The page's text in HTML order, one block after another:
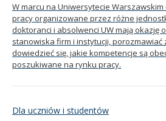
W marcu na Uniwersytecie
pracy organizowane przez różne
doktoranci i absolwenci UW mają okazję
stanowiska firm i instytucji, porozmawiać
dowiedzieć się, jakie kompetencje są
poszukiwane na rynku pracy.
Dla uczniów i studentów